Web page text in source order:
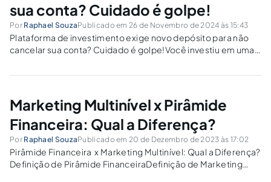
sua conta? Cuidado é golpe!
Por Raphael SouzaPublicado em 26 de Novembro de 2024 às 15:43
Plataforma de investimento exige novo depósito para não
cancelar sua conta? Cuidado é golpe!Você investiu em uma
situação inesperada: recebeu um aviso de que precisa
Marketing Multinível x Pirâmide
Financeira: Qual a Diferença?
Por Raphael SouzaPublicado em 20 de Dezembro de 2023 às 17:02
Pirâmide Financeira x Marketing Multinível: Qual a Diferença?
Definição de Pirâmide FinanceiraDefinição de Marketing